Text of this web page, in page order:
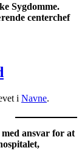
Sygdomme.
centerchef
i Navne.
ansvar for at